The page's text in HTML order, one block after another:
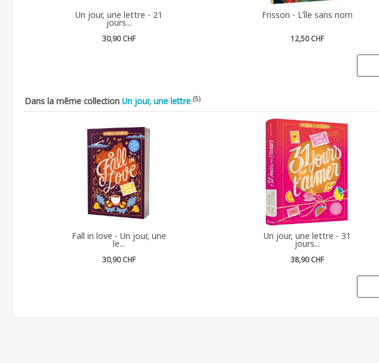
Un jour, une lettre - 21
jours...
30,90 CHF
Frisson - L'île sans nom
12,50 CHF
Dans la même collection Un jour, une lettre (5)
Fall in love - Un jour, une
le...
30,90 CHF
Un jour, une lettre - 31
jours...
38,90 CHF